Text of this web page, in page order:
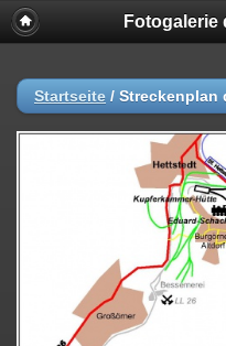
Fotogalerie
Startseite / Streckenplan